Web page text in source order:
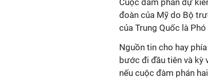
Cuộc đàm phán dự
đoàn của Mỹ do Bộ
của Trung Quốc là
Nguồn tin cho hay
bước đi đầu tiên và kỳ
nếu cuộc đàm phán